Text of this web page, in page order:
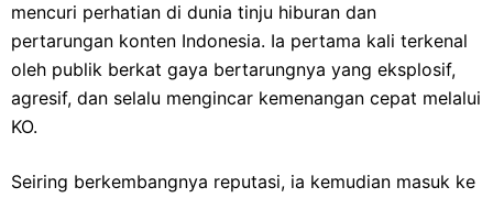
mencuri perhatian di dunia tinju hiburan dan
pertarungan konten Indonesia. Ia pertama kali terkenal
oleh publik berkat gaya bertarungnya yang eksplosif,
agresif, dan selalu mengincar kemenangan cepat melalui
KO.
Seiring berkembangnya reputasi, ia kemudian masuk ke